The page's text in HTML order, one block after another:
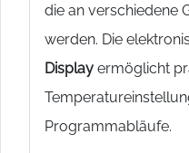
die an verschiedene
werden. Die
Display ermöglicht
Programmabläufe.